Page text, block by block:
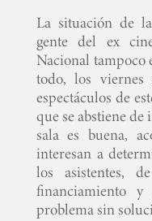
La situación de
gente del ex
Nacional tampoco
todo, los
espectáculos de
que se abstiene
sala es buena,
interesan a
los asistentes,
financiamiento
problema sin